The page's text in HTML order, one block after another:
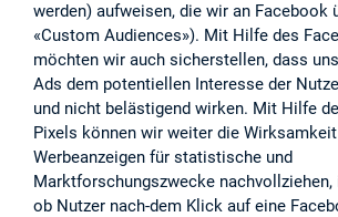
werden) aufweisen, die wir an Facebook
«Custom Audiences»). Mit Hilfe des
möchten wir auch sicherstellen, dass
Ads dem potentiellen Interesse der
und nicht belästigend wirken. Mit Hilfe
Pixels können wir weiter die
Werbeanzeigen für statistische und
Marktforschungszwecke nachvollziehen,
ob Nutzer nach-dem Klick auf eine